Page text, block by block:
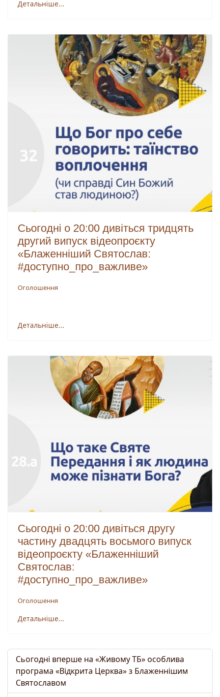
Детальніше...
Сьогодні о 20:00 дивіться тридцять
другий випуск відеопроєкту
«Блаженніший Святослав:
#доступно_про_важливе»
Оголошення
Детальніше...
Сьогодні о 20:00 дивіться другу
частину двадцять восьмого випуск
відеопроєкту «Блаженніший
Святослав:
#доступно_про_важливе»
Оголошення
Детальніше...
Сьогодні вперше на «Живому ТБ» особлива
програма «Відкрита Церква» з Блаженнішим
Святославом